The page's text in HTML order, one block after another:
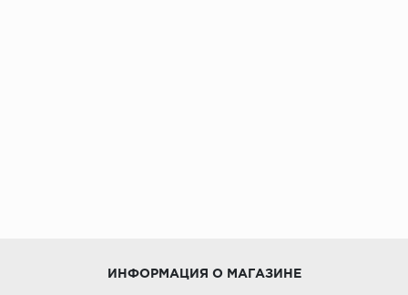
ИНФОРМАЦИЯ О МАГАЗИНЕ